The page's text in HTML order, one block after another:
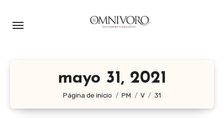
mayo 31, 2021
Página de inicio PM V 31